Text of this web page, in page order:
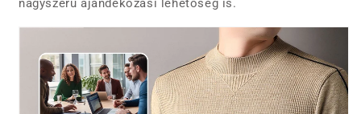
nagyszerű ajándékozási lehetőség is.